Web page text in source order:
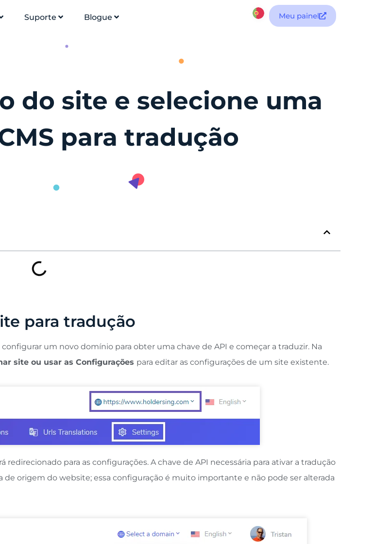
Suporte Blogue Meu painel
do site e selecione uma
para tradução
para tradução
configurar um novo domínio para obter uma chave de API e começar a traduzir. Na
site ou usar as Configurações para editar as configurações de um site existente.
para as configurações. A chave de API necessária para ativar a tradução
de origem do website; essa configuração é muito importante e não pode ser alterada